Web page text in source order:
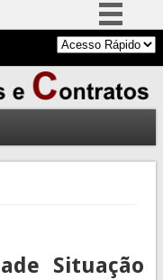
Simplifique!
Comunica BR
Participe
à informação
Legislação
Situação